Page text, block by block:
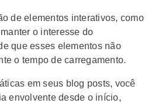
de elementos interativos, como
o interesse do
que esses elementos não
o tempo de carregamento.
em seus blog posts, você
envolvente desde o início,